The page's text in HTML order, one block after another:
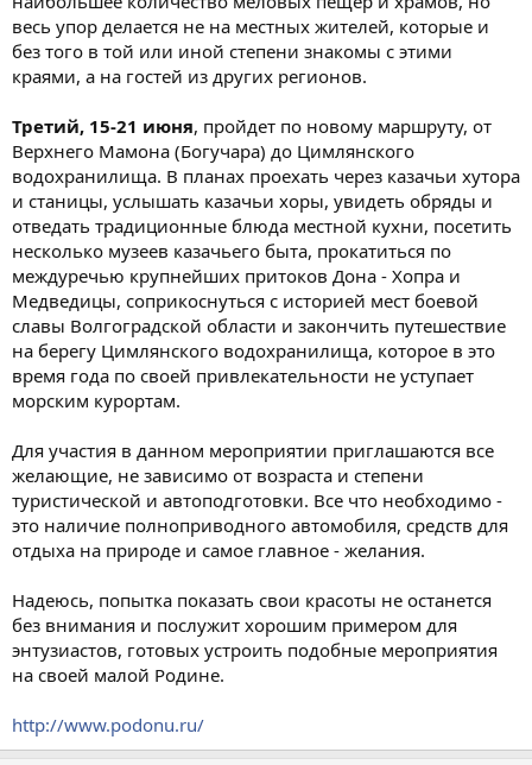
весь упор делается не на местных жителей, которые и
без того в той или иной степени знакомы с этими
краями, а на гостей из других регионов.
Третий, 15-21 июня, пройдет по новому маршруту, от
Верхнего Мамона (Богучара) до Цимлянского
водохранилища. В планах проехать через казачьи хутора
и станицы, услышать казачьи хоры, увидеть обряды и
отведать традиционные блюда местной кухни, посетить
несколько музеев казачьего быта, прокатиться по
междуречью крупнейших притоков Дона - Хопра и
Медведицы, соприкоснуться с историей мест боевой
славы Волгоградской области и закончить путешествие
на берегу Цимлянского водохранилища, которое в это
время года по своей привлекательности не уступает
морским курортам.
Для участия в данном мероприятии приглашаются все
желающие, не зависимо от возраста и степени
туристической и автоподготовки. Все что необходимо -
это наличие полноприводного автомобиля, средств для
отдыха на природе и самое главное - желания.
Надеюсь, попытка показать свои красоты не останется
без внимания и послужит хорошим примером для
энтузиастов, готовых устроить подобные мероприятия
на своей малой Родине.
http://www.podonu.ru/